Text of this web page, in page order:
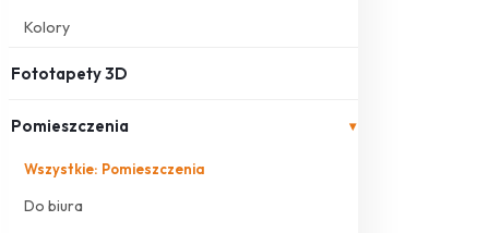
Kolory
Fototapety 3D
Pomieszczenia ▾
Wszystkie: Pomieszczenia
Do biura